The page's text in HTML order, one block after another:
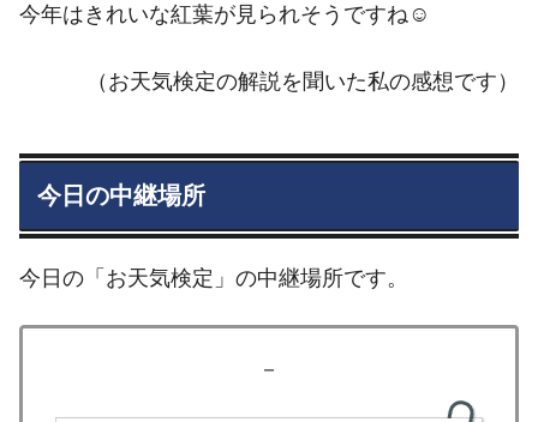
今年はきれいな紅葉が見られそうですね☺️
（お天気検定の解説を聞いた私の感想です）
今日の中継場所
今日の「お天気検定」の中継場所です。
－